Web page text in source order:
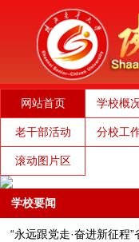
网站首页 学校概
老干部活动 分校工
滚动图片区
学校要闻